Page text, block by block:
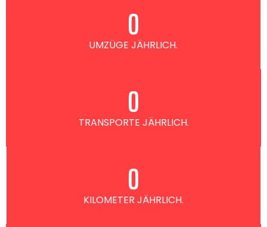
UMZÜGE JÄHRLICH.
0
TRANSPORTE JÄHRLICH.
0
KILOMETER JÄHRLICH.
0